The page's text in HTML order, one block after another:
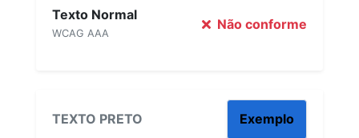
Texto Normal
WCAG AAA
Não conforme
TEXTO PRETO Exemplo